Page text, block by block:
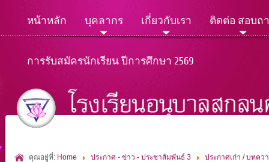
หน้าหลัก บุคลากร เกี่ยวกับเรา ติดต่อ สอบถ
การรับสมัครนักเรียน ปีการศึกษา 2569
คุณอยู่ที่: Home ประกาศ - ข่าว - ประชาสัมพันธ์ 3 ประกาศเก่า / บทคว